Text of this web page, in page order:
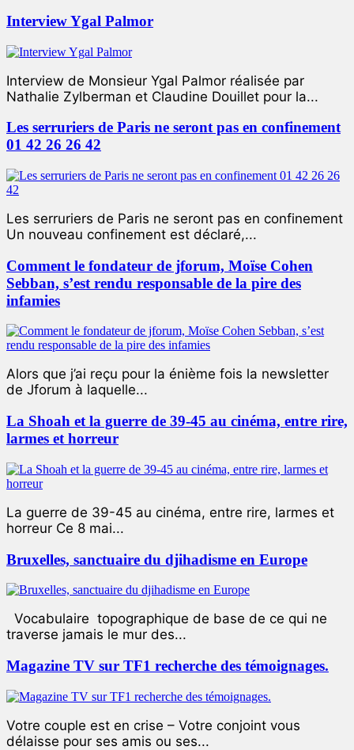
Interview Ygal Palmor
Interview de Monsieur Ygal Palmor réalisée par
Nathalie Zylberman et Claudine Douillet pour la...
Les serruriers de Paris ne seront pas en confinement
01 42 26 26 42
Les serruriers de Paris ne seront pas en confinement
Un nouveau confinement est déclaré,...
Comment le fondateur de jforum, Moïse Cohen
Sebban, s’est rendu responsable de la pire des
infamies
Alors que j’ai reçu pour la énième fois la newsletter
de Jforum à laquelle...
La Shoah et la guerre de 39-45 au cinéma, entre rire,
larmes et horreur
La guerre de 39-45 au cinéma, entre rire, larmes et
horreur Ce 8 mai...
Bruxelles, sanctuaire du djihadisme en Europe
Vocabulaire topographique de base de ce qui ne
traverse jamais le mur des...
Magazine TV sur TF1 recherche des témoignages.
Votre couple est en crise – Votre conjoint vous
délaisse pour ses amis ou ses...